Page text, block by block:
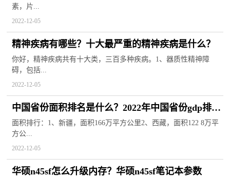
素，片...
2022-12-05
精神疾病有哪些？十大最严重的精神疾病是什么？
你好，精神疾病共有十大类，三百多种疾病。1、器质性精神障
碍，包括...
2022-12-05
中国省份面积排名是什么？2022年中国省份gdp排行
榜
面积排行：1、新疆，面积166万平方公里2、西藏，面积122 8万平
方公...
2022-12-05
华硕n45sf怎么升级内存？华硕n45sf笔记本参数